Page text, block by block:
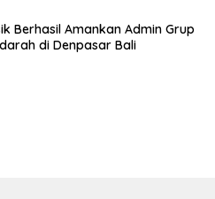
Berhasil Amankan Admin Grup
di Denpasar Bali